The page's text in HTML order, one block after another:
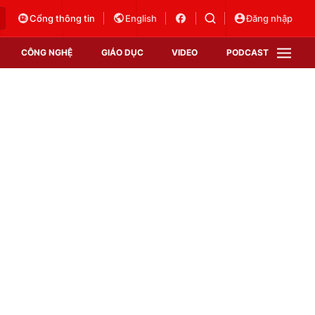
Cổng thông tin English Đăng nhập
CÔNG NGHỆ GIÁO DỤC VIDEO PODCAST